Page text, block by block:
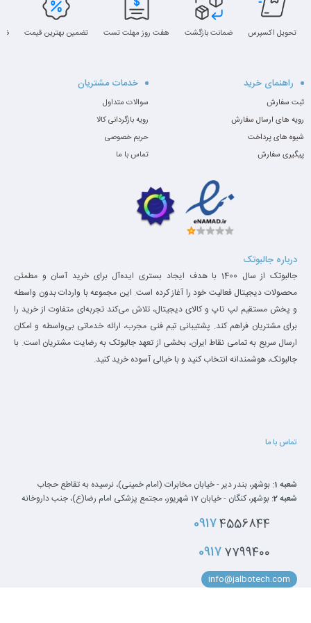
تحویل اکسپرس ضمانت بازگشت هفت روز مهلت تست تضمین بهترین قیمت
راهنمای خرید
ثبت سفارش
رویه های ارسال سفارش
شیوه های پرداخت
پیگیری سفارش
خدمات مشتریان
سوالات متداول
رویه بازگردانی کالا
حریم خصوصی
تماس با ما
درباره جالبوتک
جالبوتک از سال 1400 با هدف ایجاد بستری ایده‌آل برای خرید آسان و مطمئن
محصولات دیجیتال فعالیت خود را آغاز کرده است. این مجموعه با واردات بدون واسطه
و پخش مستقیم لپ تاپ و کالای دیجیتال، تلاش می‌کند تجربه‌ای متفاوت از خرید را
برای مشتریان فراهم کند. پشتیبانی تیم فنی مجرب، ارائه خدماتی بی‌واسطه و امکان
ارسال سریع به تمامی نقاط ایران، بخشی از تعهد جالبوتک به رضایت مشتریان است. با
جالبوتک، هوشمندانه انتخاب کنید و با خیالی آسوده خرید کنید.
تماس با ما
شعبه 1:
بوشهر، بندر دیر - خیابان مخابرات (امام خمینی)، نرسیده به تقاطع حجاب
شعبه 2:
بوشهر، کنگان - خیابان 17 شهریور، مجتمع پزشکی امام رضا(ع)، جنب داروخانه
09174556844
09177799400
info@jalbotech.com